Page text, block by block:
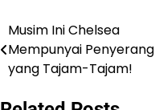
Post
navigation
Musim Ini Chelsea
Mempunyai Penyerang
yang Tajam-Tajam!